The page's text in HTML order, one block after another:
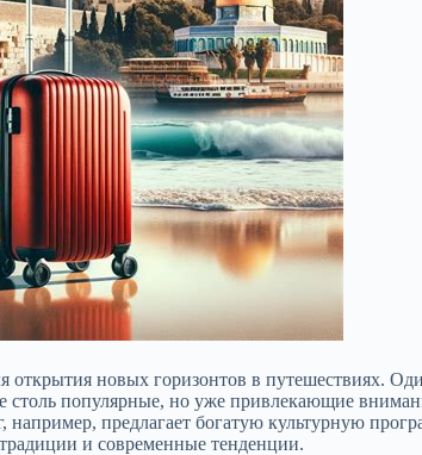
открытия новых горизонтов в путешествиях.
столь популярные, но уже привлекающие
например, предлагает богатую культурную
и современные тенденции.